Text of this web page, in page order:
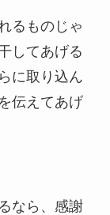
るものじゃ
してあげる
に取り込ん
伝えてあげ
なら、感謝